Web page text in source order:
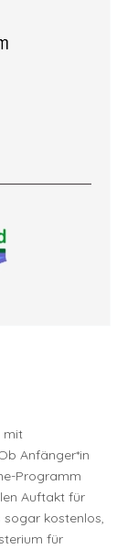
mit
Anfänger*in
Programm
Auftakt für
sogar kostenlos,
für